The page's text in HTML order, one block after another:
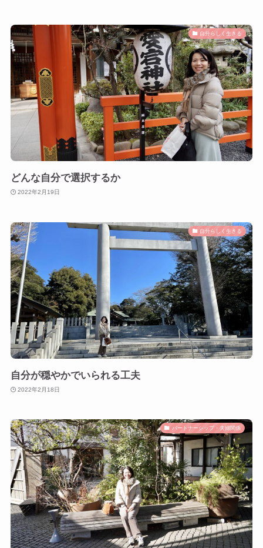
自分らしく生きる
どんな自分で選択するか
2022年2月19日
自分らしく生きる
自分が穏やかでいられる工夫
2022年2月18日
パートナーシップ・夫婦関係